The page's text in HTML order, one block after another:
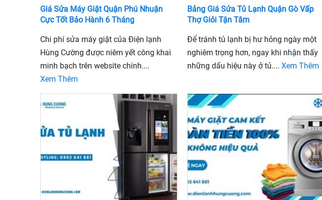
Giá Sửa Máy Giặt Quận Phú Nhuận
Cực Tốt Bảo Hành 6 Tháng
Chi phí sửa máy giặt của Điện lạnh
Hùng Cường được niêm yết công khai
minh bạch trên website chính....
Xem Thêm
Bảng Giá Sửa Tủ Lạnh Quận Gò Vấp
Thợ Giỏi Tận Tâm
Để tránh tủ lạnh bị hư hỏng ngày một
nghiêm trọng hơn, ngay khi nhận thấy
những dấu hiệu này ở tủ.... Xem Thêm